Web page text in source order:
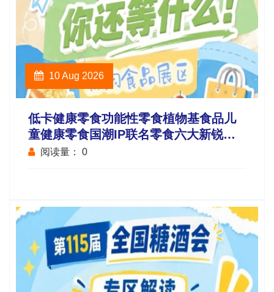
10 Aug 2026
低卡健康零食功能性零食植物基食品儿
童健康零食国潮IP联名零食六大新锐板
块重磅升级
阅读量： 0